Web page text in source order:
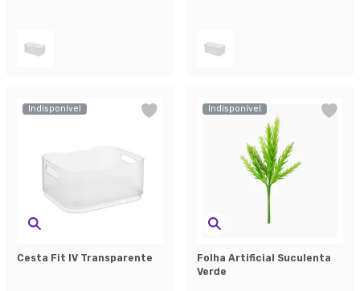
Indisponível
Cesta Fit IV Transparente
Indisponível
Folha Artificial Suculenta
Verde